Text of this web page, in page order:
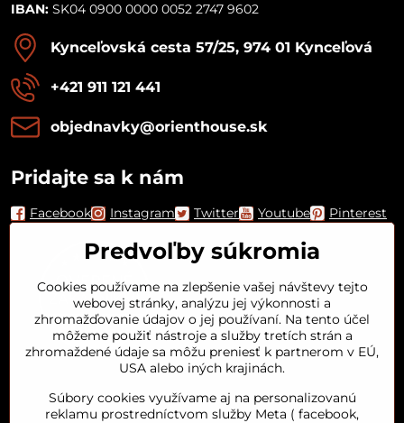
IBAN: SK04 0900 0000 0052 2747 9602
Kynceľovská cesta 57/25, 974 01 Kynceľová
+421 911 121 441
objednavky​@orienthouse​.sk
Pridajte sa k nám
Facebook Instagram Twitter Youtube Pinterest
Orient House
Predvoľby súkromia
Cookies používame na zlepšenie vašej návštevy tejto
webovej stránky, analýzu jej výkonnosti a
zhromažďovanie údajov o jej používaní. Na tento účel
môžeme použiť nástroje a služby tretích strán a
zhromaždené údaje sa môžu preniesť k partnerom v EÚ,
USA alebo iných krajinách.
Súbory cookies využívame aj na personalizovanú
reklamu prostredníctvom služby Meta ( facebook,